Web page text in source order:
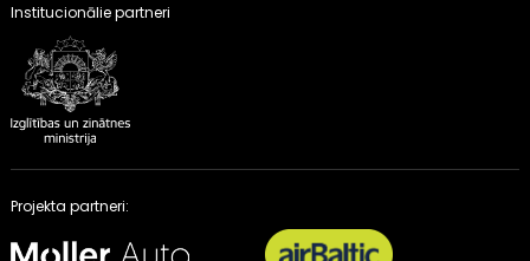
Institucionālie partneri
Projekta partneri: